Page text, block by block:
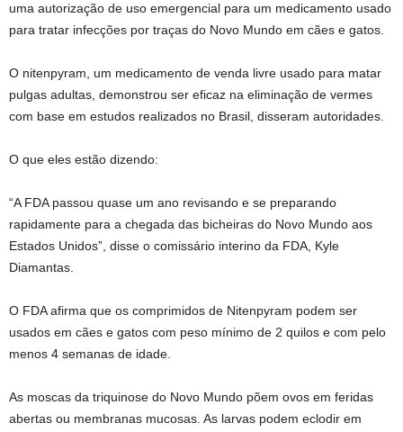
uma autorização de uso emergencial para um medicamento usado
para tratar infecções por traças do Novo Mundo em cães e gatos.
O nitenpyram, um medicamento de venda livre usado para matar
pulgas adultas, demonstrou ser eficaz na eliminação de vermes
com base em estudos realizados no Brasil, disseram autoridades.
O que eles estão dizendo:
“A FDA passou quase um ano revisando e se preparando
rapidamente para a chegada das bicheiras do Novo Mundo aos
Estados Unidos”, disse o comissário interino da FDA, Kyle
Diamantas.
O FDA afirma que os comprimidos de Nitenpyram podem ser
usados ​​em cães e gatos com peso mínimo de 2 quilos e com pelo
menos 4 semanas de idade.
As moscas da triquinose do Novo Mundo põem ovos em feridas
abertas ou membranas mucosas. As larvas podem eclodir em